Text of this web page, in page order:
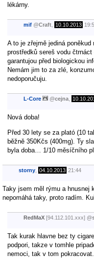
lékárny.
mif @Craft 10.10.2013
A to je zřejmě jediná
prostředků sereš vodu
garantujou před biologickou
Nemám jim to za zlé,
nedoporučuju.
L-Core @cejna
Nová doba!
Před 30 lety se za plató (10
běžně 350Kčs (400mg). Ty
byla doba… 1/10 měsíčního
storny 04.10.2013 21:44
Taky jsem měl rýmu a hnusnej
nepomáhá taky, proto radím.
RedMaX [94.112.101.xxx] @
Tak kurak hlavne bez ty
podpori, takze v tomhle
nemoci, tak v tom